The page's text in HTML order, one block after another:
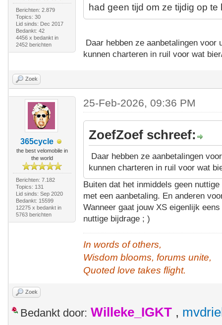
Berichten: 2.879
Topics: 30
Lid sinds: Dec 2017
Bedankt: 42
4456 x bedankt in
2452 berichten
had geen tijd om ze tijdig op te
Daar hebben ze aanbetalingen
kunnen charteren in ruil voor wat
Zoek
365cycle
the best velomobile in
the world
Berichten: 7.182
Topics: 131
Lid sinds: Sep 2020
Bedankt: 15599
12275 x bedankt in
5763 berichten
25-Feb-2026, 09:36 PM
ZoefZoef schreef:
Daar hebben ze aanbetalingen
kunnen charteren in ruil voor wat
Buiten dat het inmiddels geen
met een aanbetaling. En anderen
Wanneer gaat jouw XS eigenlijk
nuttige bijdrage ; )
In words of others,
Wisdom blooms, forums unite,
Quoted love takes flight.
Zoek
Bedankt door: Willeke_IGKT ,